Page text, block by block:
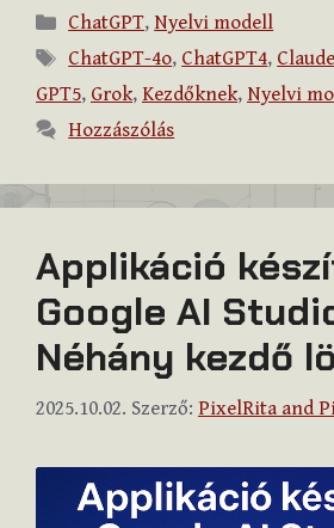
Kategória
ChatGPT, Nyelvi modell
Címkék
ChatGPT-4o, ChatGPT4, Claude
GPT5, Grok, Kezdőknek, Nyelvi
Hozzászólás
Applikáció
Google AI
Néhány kezdő
2025.10.02. Szerző: PixelRita and